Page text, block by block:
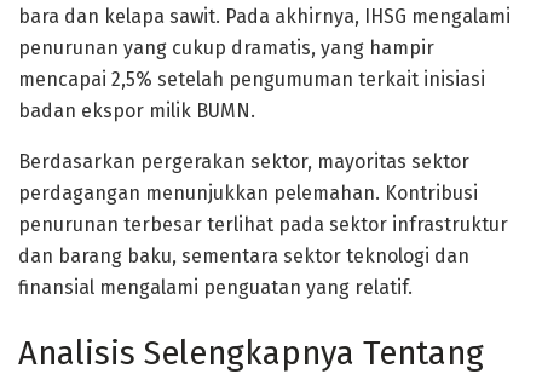
bara dan kelapa sawit. Pada akhirnya, IHSG mengalami
penurunan yang cukup dramatis, yang hampir
mencapai 2,5% setelah pengumuman terkait inisiasi
badan ekspor milik BUMN.
Berdasarkan pergerakan sektor, mayoritas sektor
perdagangan menunjukkan pelemahan. Kontribusi
penurunan terbesar terlihat pada sektor infrastruktur
dan barang baku, sementara sektor teknologi dan
finansial mengalami penguatan yang relatif.
Analisis Selengkapnya Tentang